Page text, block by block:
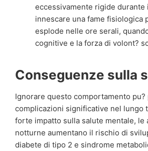
eccessivamente rigide durante
innescare una fame fisiologica
esplode nelle ore serali,
cognitive e la forza di volont?
Conseguenze sulla
Ignorare questo comportamento pu?
complicazioni significative nel lungo
forte impatto sulla salute mentale, le
notturne aumentano il rischio di
diabete di tipo 2 e sindrome